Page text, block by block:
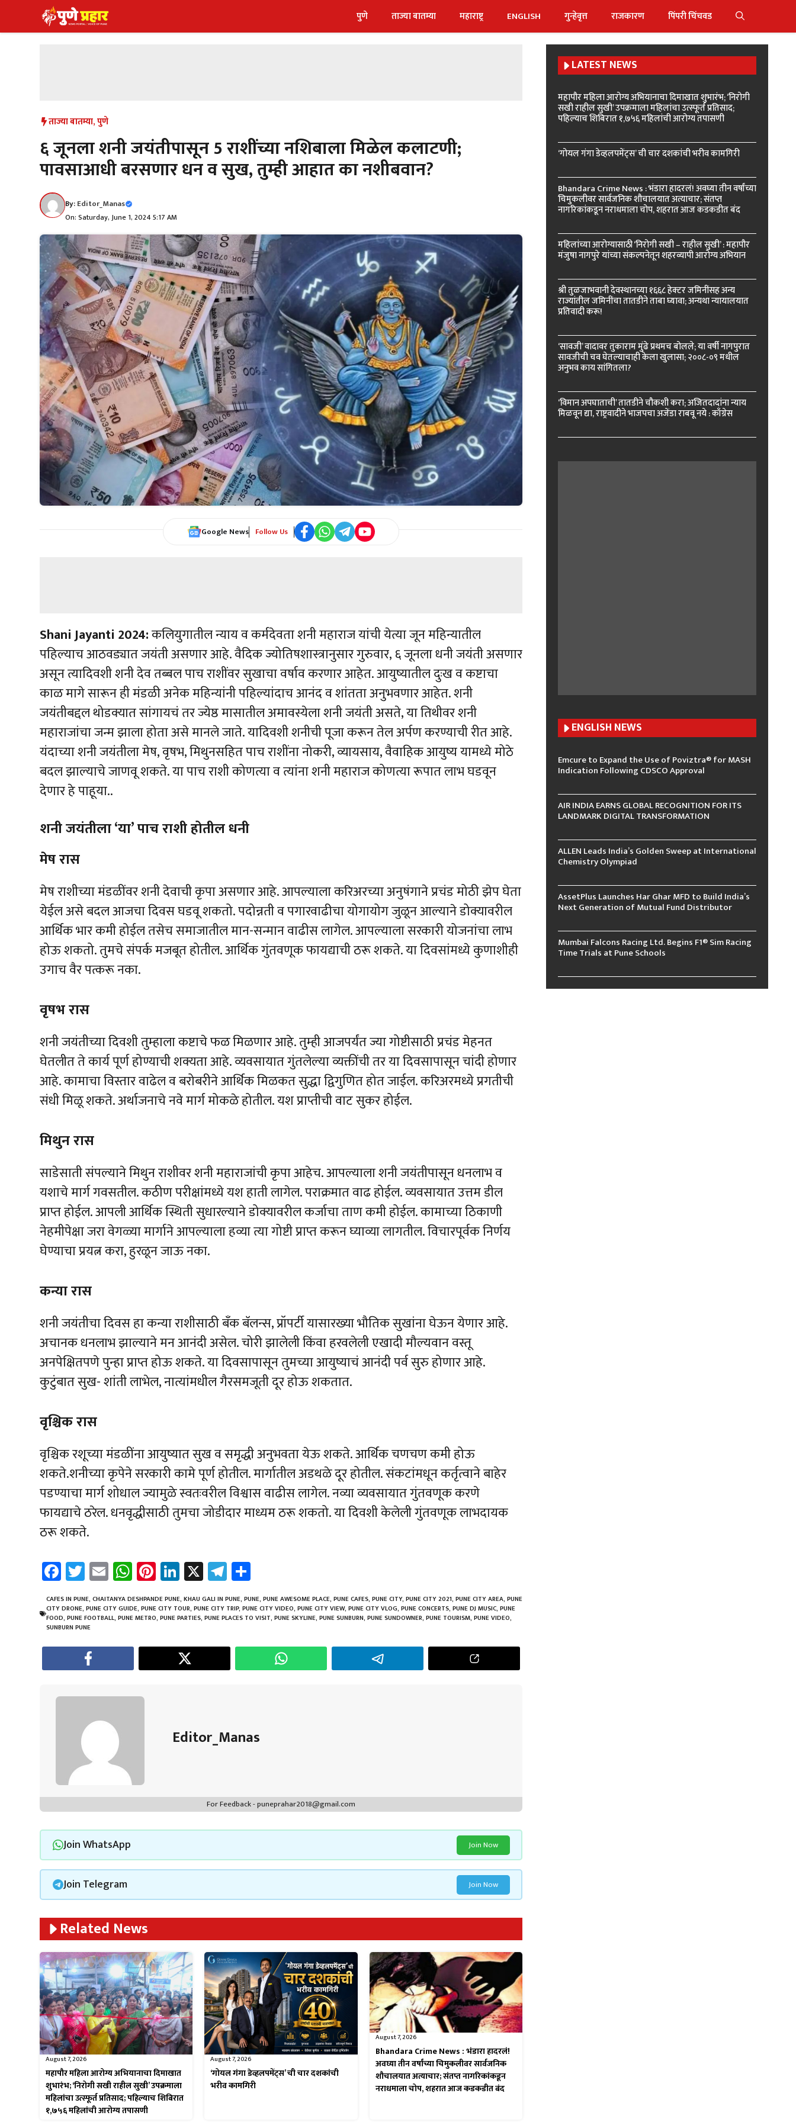
to
पुणे ताज्या बातम्या महाराष्ट्र ENGLISH गुन्हेवृत्त राजकारण पिंपरी चिंचवड
ताज्या बातम्या,पुणे
६ जूनला शनी जयंतीपासून 5 राशींच्या नशिबाला मिळेल कलाटणी;
पावसाआधी बरसणार धन व सुख, तुम्ही आहात का नशीबवान?
By:Editor_Manas
On: Saturday, June 1, 2024 5:17 AM
Google News Follow Us
Shani Jayanti 2024:कलियुगातील न्याय व कर्मदेवता शनी महाराज यांची येत्या जून महिन्यातील
पहिल्याच आठवड्यात जयंती असणार आहे. वैदिक ज्योतिषशास्त्रानुसार गुरुवार, ६ जूनला धनी जयंती असणार
असून त्यादिवशी शनी देव तब्बल पाच राशींवर सुखाचा वर्षाव करणार आहेत. आयुष्यातील दुःख व कष्टाचा
काळ मागे सारून ही मंडळी अनेक महिन्यांनी पहिल्यांदाच आनंद व शांतता अनुभवणार आहेत. शनी
जयंतीबद्दल थोडक्यात सांगायचं तर ज्येष्ठ मासातील अमावस्येला शनी जयंती असते, या तिथीवर शनी
महाराजांचा जन्म झाला होता असे मानले जाते. यादिवशी शनीची पूजा करून तेल अर्पण करण्याची रीत आहे.
यंदाच्या शनी जयंतीला मेष, वृषभ, मिथुनसहित पाच राशींना नोकरी, व्यायसाय, वैवाहिक आयुष्य यामध्ये मोठे
बदल झाल्याचे जाणवू शकते. या पाच राशी कोणत्या व त्यांना शनी महाराज कोणत्या रूपात लाभ घडवून
देणार हे पाहूया..
शनी जयंतीला ‘या’ पाच राशी होतील धनी
मेष रास
मेष राशीच्या मंडळींवर शनी देवाची कृपा असणार आहे. आपल्याला करिअरच्या अनुषंगाने प्रचंड मोठी झेप घेता
येईल असे बदल आजचा दिवस घडवू शकतो. पदोन्नती व पगारवाढीचा योगायोग जुळून आल्याने डोक्यावरील
आर्थिक भार कमी होईल तसेच समाजातील मान-सन्मान वाढीस लागेल. आपल्याला सरकारी योजनांचा लाभ
होऊ शकतो. तुमचे संपर्क मजबूत होतील. आर्थिक गुंतवणूक फायद्याची ठरू शकते. या दिवसांमध्ये कुणाशीही
उगाच वैर पत्करू नका.
वृषभ रास
शनी जयंतीच्या दिवशी तुम्हाला कष्टाचे फळ मिळणार आहे. तुम्ही आजपर्यंत ज्या गोष्टीसाठी प्रचंड मेहनत
घेतलीत ते कार्य पूर्ण होण्याची शक्यता आहे. व्यवसायात गुंतलेल्या व्यक्तींची तर या दिवसापासून चांदी होणार
आहे. कामाचा विस्तार वाढेल व बरोबरीने आर्थिक मिळकत सुद्धा द्विगुणित होत जाईल. करिअरमध्ये प्रगतीची
संधी मिळू शकते. अर्थाजनाचे नवे मार्ग मोकळे होतील. यश प्राप्तीची वाट सुकर होईल.
मिथुन रास
साडेसाती संपल्याने मिथुन राशीवर शनी महाराजांची कृपा आहेच. आपल्याला शनी जयंतीपासून धनलाभ व
यशाचे मार्ग गवसतील. कठीण परीक्षांमध्ये यश हाती लागेल. पराक्रमात वाढ होईल. व्यवसायात उत्तम डील
प्राप्त होईल. आपली आर्थिक स्थिती सुधारल्याने डोक्यावरील कर्जाचा ताण कमी होईल. कामाच्या ठिकाणी
नेहमीपेक्षा जरा वेगळ्या मार्गाने आपल्याला हव्या त्या गोष्टी प्राप्त करून घ्याव्या लागतील. विचारपूर्वक निर्णय
घेण्याचा प्रयत्न करा, हुरळून जाऊ नका.
कन्या रास
शनी जयंतीचा दिवस हा कन्या राशीसाठी बँक बॅलन्स, प्रॉपर्टी यासारख्या भौतिक सुखांना घेऊन येणार आहे.
अचानक धनलाभ झाल्याने मन आनंदी असेल. चोरी झालेली किंवा हरवलेली एखादी मौल्यवान वस्तू
अनपेक्षितपणे पुन्हा प्राप्त होऊ शकते. या दिवसापासून तुमच्या आयुष्याचं आनंदी पर्व सुरु होणार आहे.
कुटुंबात सुख- शांती लाभेल, नात्यांमधील गैरसमजूती दूर होऊ शकतात.
वृश्चिक रास
वृश्चिक रशूच्या मंडळींना आयुष्यात सुख व समृद्धी अनुभवता येऊ शकते. आर्थिक चणचण कमी होऊ
शकते.शनीच्या कृपेने सरकारी कामे पूर्ण होतील. मार्गातील अडथळे दूर होतील. संकटांमधून कर्तृत्वाने बाहेर
पडण्याचा मार्ग शोधाल ज्यामुळे स्वतःवरील विश्वास वाढीस लागेल. नव्या व्यवसायात गुंतवणूक करणे
फायद्याचे ठरेल. धनवृद्धीसाठी तुमचा जोडीदार माध्यम ठरू शकतो. या दिवशी केलेली गुंतवणूक लाभदायक
ठरू शकते.
Fa
ce
b
o
ok
T
wi
tt
er
E
m
ail
W
h
at
sA
p
p
Pi
nt
er
es
t
Li
nk
e
dI
n
X Te
le
gr
a
m
ar
e
CAFES IN PUNE, CHAITANYA DESHPANDE PUNE, KHAU GALI IN PUNE, PUNE, PUNE AWESOME PLACE, PUNE CAFES, PUNE CITY, PUNE CITY 2021, PUNE CITY AREA, PUNE
CITY DRONE, PUNE CITY GUIDE, PUNE CITY TOUR, PUNE CITY TRIP, PUNE CITY VIDEO, PUNE CITY VIEW, PUNE CITY VLOG, PUNE CONCERTS, PUNE DJ MUSIC, PUNE
FOOD, PUNE FOOTBALL, PUNE METRO, PUNE PARTIES, PUNE PLACES TO VISIT, PUNE SKYLINE, PUNE SUNBURN, PUNE SUNDOWNER, PUNE TOURISM, PUNE VIDEO,
SUNBURN PUNE
Editor_Manas
For Feedback - puneprahar2018@gmail.com
Join WhatsApp Join Now
Join Telegram Join Now
Related News
August 7, 2026
महापौर महिला आरोग्य अभियानाचा दिमाखात
शुभारंभ; ‘निरोगी सखी राहील सुखी’ उपक्रमाला
महिलांचा उत्स्फूर्त प्रतिसाद; पहिल्याच शिबिरात
१,७५६ महिलांची आरोग्य तपासणी
August 7, 2026
‘गोयल गंगा डेव्हलपमेंट्स’ ची चार दशकांची
भरीव कामगिरी
August 7, 2026
Bhandara Crime News : भंडारा हादरलं!
अवघ्या तीन वर्षांच्या चिमुकलीवर सार्वजनिक
शौचालयात अत्याचार; संतप्त नागरिकांकडून
नराधमाला चोप, शहरात आज कडकडीत बंद
LATEST NEWS
महापौर महिला आरोग्य अभियानाचा दिमाखात शुभारंभ; ‘निरोगी
सखी राहील सुखी’ उपक्रमाला महिलांचा उत्स्फूर्त प्रतिसाद;
पहिल्याच शिबिरात १,७५६ महिलांची आरोग्य तपासणी
‘गोयल गंगा डेव्हलपमेंट्स’ ची चार दशकांची भरीव कामगिरी
Bhandara Crime News : भंडारा हादरलं! अवघ्या तीन वर्षांच्या
चिमुकलीवर सार्वजनिक शौचालयात अत्याचार; संतप्त
नागरिकांकडून नराधमाला चोप, शहरात आज कडकडीत बंद
महिलांच्या आरोग्यासाठी ‘निरोगी सखी – राहील सुखी’ : महापौर
मंजुषा नागपुरे यांच्या संकल्पनेतून शहरव्यापी आरोग्य अभियान
श्री तुळजाभवानी देवस्थानच्या १६६८ हेक्टर जमिनींसह अन्य
राज्यांतील जमिनींचा तातडीने ताबा घ्यावा; अन्यथा न्यायालयात
प्रतिवादी करू!
‘सावजी’ वादावर तुकाराम मुंढे प्रथमच बोलले; या वर्षी नागपुरात
सावजीची चव घेतल्याचाही केला खुलासा; २००८-०९ मधील
अनुभव काय सांगितला?
‘विमान अपघाताची’ तातडीने चौकशी करा; अजितदादांना न्याय
मिळवून द्या, राष्ट्रवादीने भाजपचा अजेंडा राबवू नये : काँग्रेस
ENGLISH NEWS
Emcure to Expand the Use of Poviztra® for MASH
Indication Following CDSCO Approval
AIR INDIA EARNS GLOBAL RECOGNITION FOR ITS
LANDMARK DIGITAL TRANSFORMATION
ALLEN Leads India’s Golden Sweep at International
Chemistry Olympiad
AssetPlus Launches Har Ghar MFD to Build India’s
Next Generation of Mutual Fund Distributor
Mumbai Falcons Racing Ltd. Begins F1® Sim Racing
Time Trials at Pune Schools